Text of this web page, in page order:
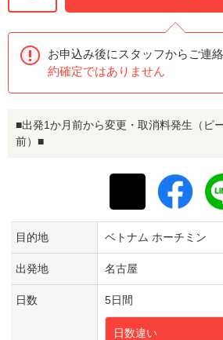
お申込み後にスタッフからご連
約確定ではありません
■出発1か月前から変更・取消料発生（ピ
前）■
目的地 ベトナム ホーチミン
出発地 名古屋
日数 5日間
日数違い